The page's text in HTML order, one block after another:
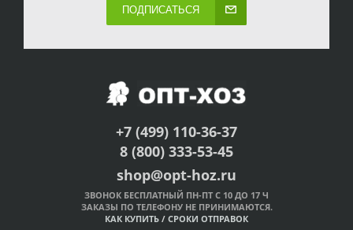
ПОДПИСАТЬСЯ
+7 (499) 110-36-37
8 (800) 333-53-45
shop@opt-hoz.ru
ЗВОНОК БЕСПЛАТНЫЙ ПН-ПТ С 10 ДО 17 Ч
ЗАКАЗЫ ПО ТЕЛЕФОНУ НЕ ПРИНИМАЮТСЯ.
КАК КУПИТЬ / СРОКИ ОТПРАВОК